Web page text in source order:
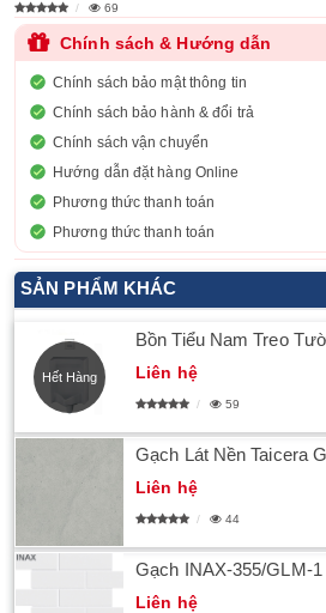
69
Chính sách & Hướng dẫn
Chính sách bảo mật thông tin
Chính sách bảo hành & đổi trả
Chính sách vận chuyển
Hướng dẫn đặt hàng Online
Phương thức thanh toán
Phương thức thanh toán
SẢN PHẨM KHÁC
Bồn Tiểu Nam Treo
Liên hệ
Hết Hàng
59
Gạch Lát Nền Taicera
Liên hệ
44
Gạch INAX-355/GLM-1
Liên hệ